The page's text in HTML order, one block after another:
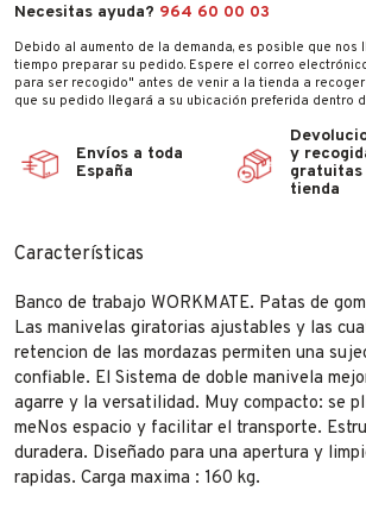
Necesitas ayuda? 964 60 00 03
Debido al aumento de la demanda, es posible que nos
tiempo preparar su pedido. Espere el correo
para ser recogido" antes de venir a la tienda a recoger
que su pedido llegará a su ubicación preferida dentro
Envíos a toda
España
y
gratuitas
tienda
Características
Banco de trabajo WORKMATE. Patas de
Las manivelas giratorias ajustables y las
retencion de las mordazas permiten una
confiable. El Sistema de doble manivela
agarre y la versatilidad. Muy compacto: se
meNos espacio y facilitar el transporte.
duradera. Diseñado para una apertura y
rapidas. Carga maxima : 160 kg.